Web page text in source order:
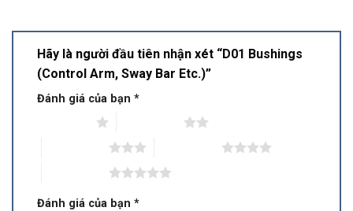
Hãy là người đầu tiên nhận xét “D01 Bushings
(Control Arm, Sway Bar Etc.)”
Đánh giá của bạn *
Đánh giá của bạn *